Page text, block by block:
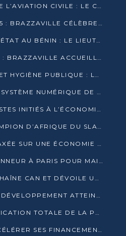
JOURNÉE MONDIALE DE L’AVIATION CIVILE : LE CONGO MISE SUR L’INNOVATION ET LA SÉCURITÉ
BILILI BD FESTIVAL 2025 : BRAZZAVILLE CÉLÈBRE DIX ANS DE CRÉATION GRAPHIQUE AFRICAINE
TENTATIVE DE COUP D’ÉTAT AU BÉNIN : LE LIEUTENANT-COLONEL TIGRI S’AUTOPROCLAME CHEF D’UN COMITÉ MILITAIRE
BONNE GOUVERNANCE : BRAZZAVILLE ACCUEILLE LES PREMIÈRES JOURNÉES CONGOLAISES DE L’ÉVALUATION
MARCHÉS, TROTTOIRS ET HYGIÈNE PUBLIQUE : LE GOUVERNEMENT DURCIT LE TON
LE CONGO LANCE SON SYSTÈME NUMÉRIQUE DE VÉRIFICATION DU BOIS
DES FUTURS JOURNALISTES INITIÉS À L’ÉCONOMIE BLEUE DURABLE
LE CONGO SACRÉ CHAMPION D’AFRIQUE DU SLAM 2025
LA VISION DU CONGO AXÉE SUR UNE ÉCONOMIE BAS CARBONE AU RENDEZ-VOUS DE MONACO 2025
RECONNAISSANCE : HONNEUR À PARIS POUR MAIXENT RAOUL OMINGA
CANAL+ RELANCE LA CHAÎNE CAN ET DÉVOILE UNE OFFRE EXCEPTIONNELLE POUR DÉCEMBRE
LA DETTE DES PAYS EN DÉVELOPPEMENT ATTEINT UN SOMMET HISTORIQUE ENTRE 2022 ET 2024
L’AFRIQUE VISE L’ÉRADICATION TOTALE DE LA POLIOMYÉLITE D’ICI 2026
LA BAD PROMET D’ACCÉLÉRER SES FINANCEMENTS AVEC LE MINISTÈRE DE L’ASSAINISSEMENT